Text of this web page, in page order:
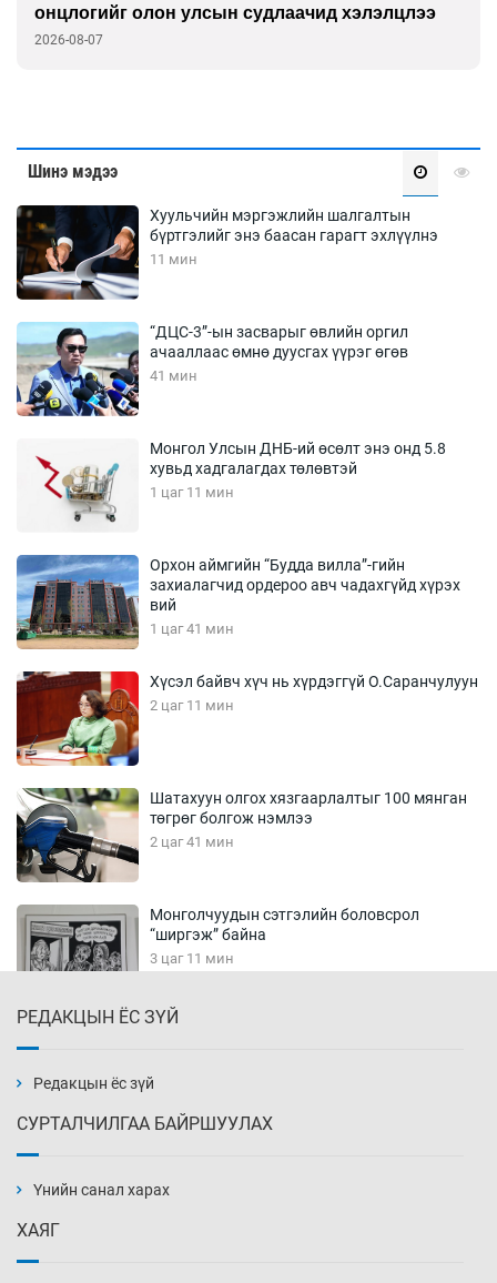
онцлогийг олон улсын судлаачид хэлэлцлээ
2026-08-07
Шинэ мэдээ
Хуульчийн мэргэжлийн шалгалтын
бүртгэлийг энэ баасан гарагт эхлүүлнэ
11 мин
“ДЦС-3”-ын засварыг өвлийн оргил
ачааллаас өмнө дуусгах үүрэг өгөв
41 мин
Монгол Улсын ДНБ-ий өсөлт энэ онд 5.8
хувьд хадгалагдах төлөвтэй
1 цаг 11 мин
Орхон аймгийн “Будда вилла”-гийн
захиалагчид ордероо авч чадахгүйд хүрэх
вий
1 цаг 41 мин
Хүсэл байвч хүч нь хүрдэггүй О.Саранчулуун
2 цаг 11 мин
Шатахуун олгох хязгаарлалтыг 100 мянган
төгрөг болгож нэмлээ
2 цаг 41 мин
Монголчуудын сэтгэлийн боловсрол
“ширгэж” байна
3 цаг 11 мин
2026-08-07
2026-08-07
РЕДАКЦЫН ЁС ЗҮЙ
Редакцын ёс зүй
СУРТАЛЧИЛГАА БАЙРШУУЛАХ
Үнийн санал харах
ХАЯГ